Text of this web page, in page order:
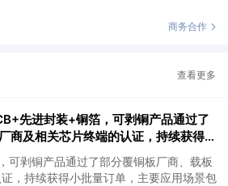
商务合作
查看更多
先进封装+铜箔，可剥铜产品通过了
商及相关芯片终端的认证，持续获得小
包括芯片封装光模块用PCB，机构大
剥铜产品通过了部分覆铜板厂商、载板
，持续获得小批量订单，主要应用场景包